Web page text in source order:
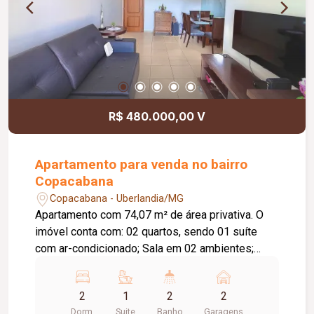
tranquilidade e segurança para os moradores.
Uma excelente oportunidade para quem procura
conforto, praticidade e uma localização
estratégica.
R$ 480.000,00 V
Apartamento para venda no bairro
Copacabana
Copacabana - Uberlandia/MG
Apartamento com 74,07 m² de área privativa. O
imóvel conta com: 02 quartos, sendo 01 suíte
com ar-condicionado; Sala em 02 ambientes;
social; Cozinha; Lavanderia; 02 vagas de garagem
2
Dorm.
1
Suite
2
Banho
2
Garagens